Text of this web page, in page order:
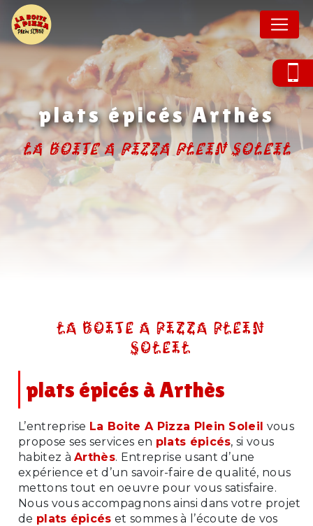
plats épicés Arthès
La Boite A Pizza Plein Soleil
LA BOITE A PIZZA PLEIN
SOLEIL
plats épicés à Arthès
L’entreprise La Boite A Pizza Plein Soleil vous
propose ses services en plats épicés, si vous
habitez àArthès. Entreprise usant d’une
expérience et d’un savoir-faire de qualité, nous
mettons tout en oeuvre pour vous satisfaire.
Nous vous accompagnons ainsi dans votre projet
de plats épicés et sommes à l’écoute de vos
Panneau de gestion des cookies